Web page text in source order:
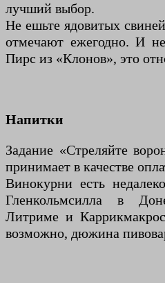
лучший выбор.
Не ешьте ядовитых
отмечают ежегодно. И
Пирс из «Клонов», это
Напитки
Задание «Стреляйте
принимает в качестве
Винокурни есть
Гленкольмсилла в
Литриме и
возможно, дюжина